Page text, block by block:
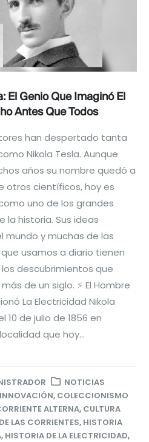
El Genio Que Imaginó El
Antes Que Todos
han despertado tanta
Nikola Tesla. Aunque
años su nombre quedó a
otros científicos, hoy es
uno de los grandes
la historia. Sus ideas
mundo y muchas de las
usamos a diario tienen
descubrimientos que
de un siglo. ⚡ El Hombre
La Electricidad Nikola
10 de julio de 1856 en
que hoy...
NOTICIAS
, COLECCIONISMO
ALTERNA, CULTURA
LAS CORRIENTES, HISTORIA
, HISTORIA DE LA ELECTRICIDAD,